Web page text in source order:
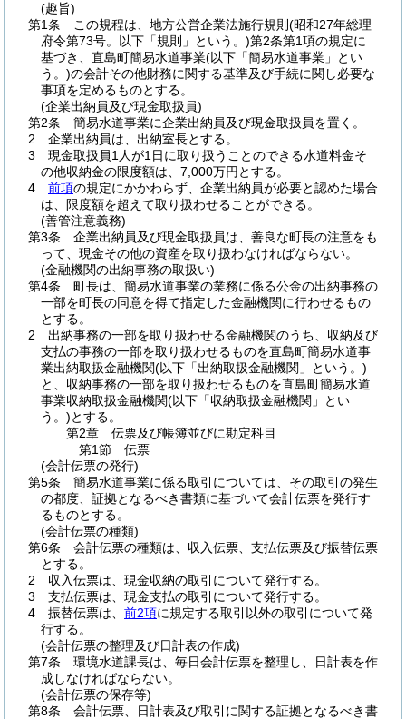
(趣旨)
第1条
この規程は、地方公営企業法施行規則 (昭和27年総理
府令第73号。以下「規則」という。)第2条第1項の規定に
基づき、直島町簡易水道事業(以下「簡易水道事業」とい
う。)の会計その他財務に関する基準及び手続に関し必要な
事項を定めるものとする。
(企業出納員及び現金取扱員)
第2条
簡易水道事業に企業出納員及び現金取扱員を置く。
2
企業出納員は、出納室長とする。
3
現金取扱員1人が1日に取り扱うことのできる水道料金そ
の他収納金の限度額は、7,000万円とする。
4
前項の規定にかかわらず、企業出納員が必要と認めた場合
は、限度額を超えて取り扱わせることができる。
(善管注意義務)
第3条
企業出納員及び現金取扱員は、善良な町長の注意をも
って、現金その他の資産を取り扱わなければならない。
(金融機関の出納事務の取扱い)
第4条
町長は、簡易水道事業の業務に係る公金の出納事務の
一部を町長の同意を得て指定した金融機関に行わせるもの
とする。
2
出納事務の一部を取り扱わせる金融機関のうち、収納及び
支払の事務の一部を取り扱わせるものを直島町簡易水道事
業出納取扱金融機関(以下「出納取扱金融機関」という。)
と、収納事務の一部を取り扱わせるものを直島町簡易水道
事業収納取扱金融機関(以下「収納取扱金融機関」とい
う。)とする。
第2章
伝票及び帳簿並びに勘定科目
第1節
伝票
(会計伝票の発行)
第5条
簡易水道事業に係る取引については、その取引の発生
の都度、証拠となるべき書類に基づいて会計伝票を発行す
るものとする。
(会計伝票の種類)
第6条
会計伝票の種類は、収入伝票、支払伝票及び振替伝票
とする。
2
収入伝票は、現金収納の取引について発行する。
3
支払伝票は、現金支払の取引について発行する。
4
振替伝票は、 前2項に規定する取引以外の取引について発
行する。
(会計伝票の整理及び日計表の作成)
第7条
環境水道課長は、毎日会計伝票を整理し、日計表を作
成しなければならない。
(会計伝票の保存等)
第8条
会計伝票、日計表及び取引に関する証拠となるべき書